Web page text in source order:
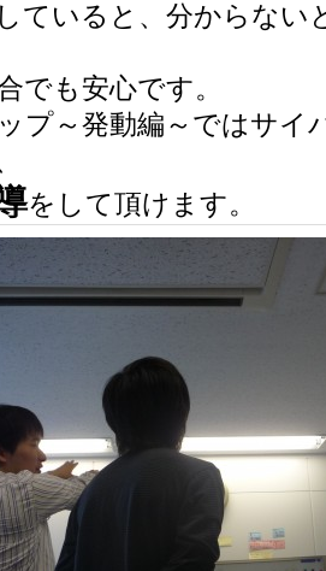
ていると、分からない
でも安心です。
プ～発動編～ではサイ
をして頂けます。